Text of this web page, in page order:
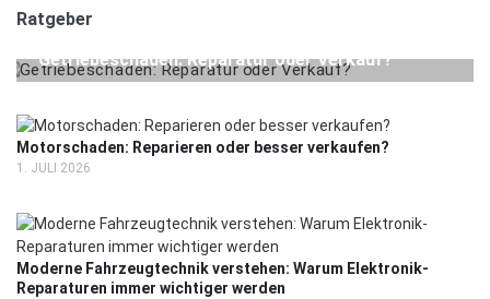
Ratgeber
RATGEBER
Getriebeschaden: Reparatur oder Verkauf?
Motorschaden: Reparieren oder besser verkaufen?
1. JULI 2026
Moderne Fahrzeugtechnik verstehen: Warum Elektronik-
Reparaturen immer wichtiger werden